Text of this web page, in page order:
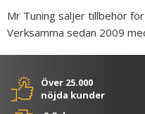
Mr Tuning säljer tillbehör
Verksamma sedan 2009
Över 25.000
nöjda kunder